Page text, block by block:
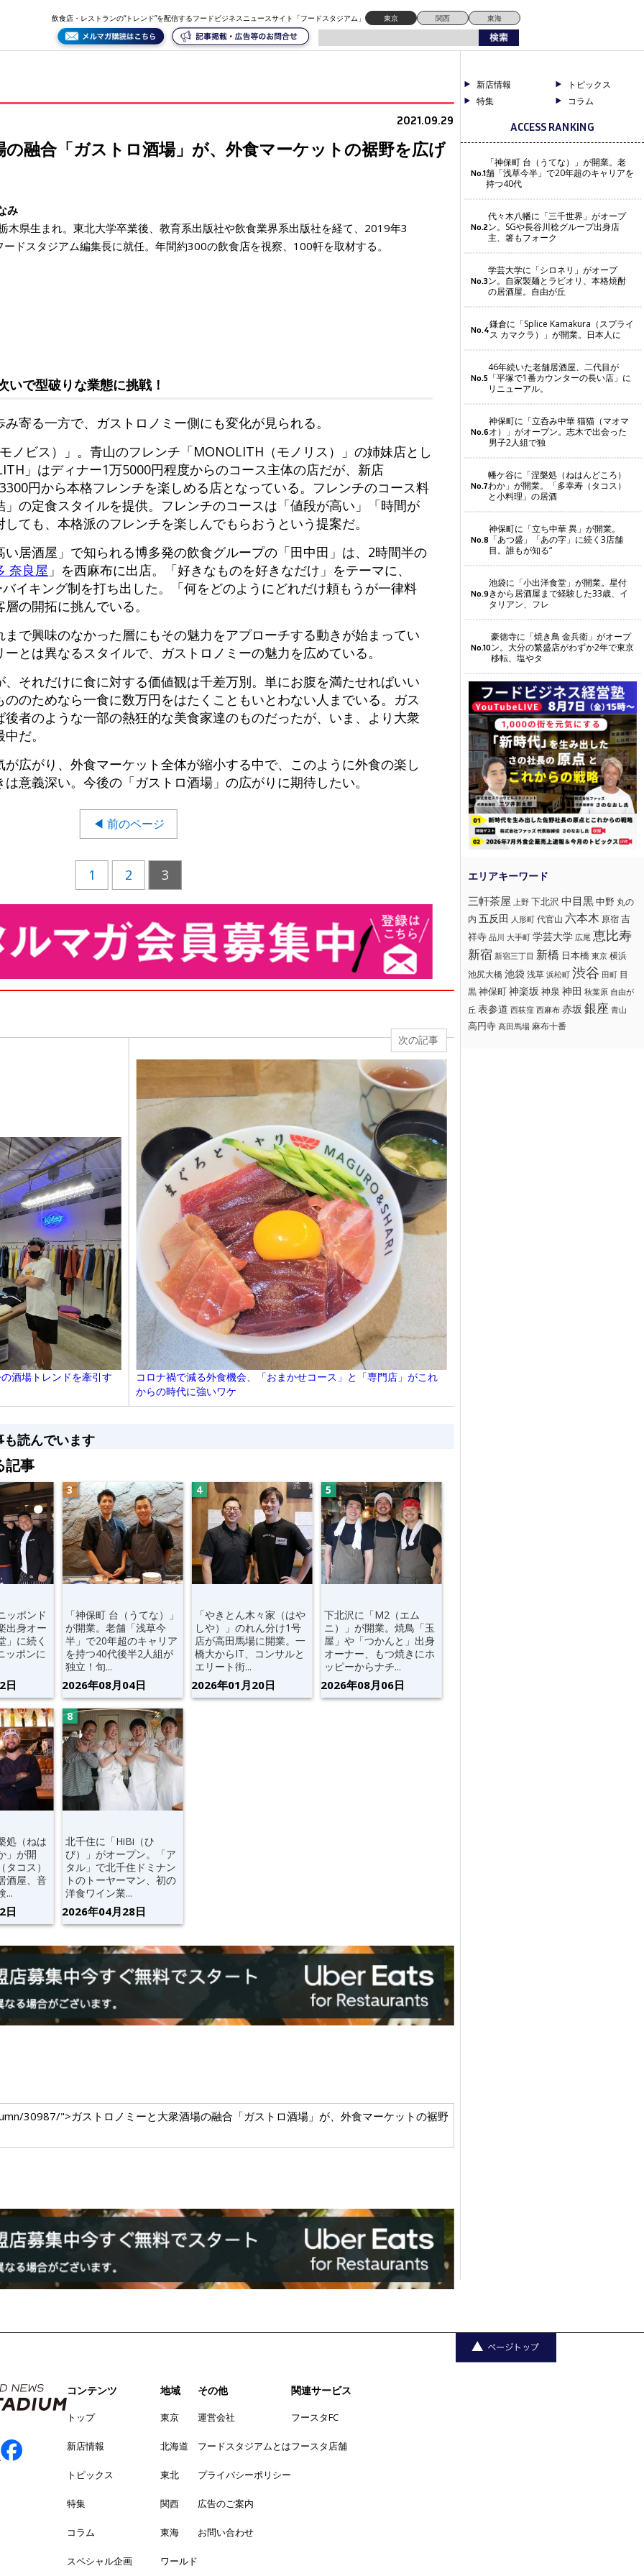
飲食店・レストランの“トレンド”を配信するフードビジネスニュースサイト「フードスタジアム」 東京 関西 東海
2021.09.29
融合「ガストロ酒場」が、外食マーケットの裾野を広げ
み
木県生まれ。東北大学卒業後、教育系出版社や飲食業界系出版社を経て、2019年3
ードスタジアム編集長に就任。年間約300の飲食店を視察、100軒を取材する。
いで型破りな業態に挑戦！
寄る一方で、ガストロノミー側にも変化が見られる。
ノビス）」。青山のフレンチ「MONOLITH（モノリス）」の姉妹店とし
」はディナー1万5000円程度からのコース主体の店だが、新店
円から本格フレンチを楽しめる店となっている。フレンチのコース料
の定食スタイルを提供。フレンチのコースは「値段が高い」「時間が
ても、本格派のフレンチを楽しんでもらおうという提案だ。
居酒屋」で知られる博多発の飲食グループの「田中田」は、2時間半の
奈良屋 」を西麻布に出店。「好きなものを好きなだけ」をテーマに、
イキング制を打ち出した。「何をどのようにどれだけ頼もうが一律料
の開拓に挑んでいる。
で興味のなかった層にもその魅力をアプローチする動きが始まってい
とは異なるスタイルで、ガストロノミーの魅力を広めている。
それだけに食に対する価値観は千差万別。単にお腹を満たせればいい
のためなら一食に数万円をはたくこともいとわない人までいる。ガス
者のような一部の熱狂的な美食家達のものだったが、いま、より大衆
だ。
広がり、外食マーケット全体が縮小する中で、このように外食の楽し
意義深い。今後の「ガストロ酒場」の広がりに期待したい。
◀ 前のページ
1 2 3
酒場トレンドを牽引す
次の記事
コロナ禍で減る外食機会、「おまかせコース」と「専門店」がこれ
からの時代に強いワケ
読んでいます
記事
ッポンド
出身オー
」に続く
ッポンに
日
「神保町 台（うてな）」
が開業。老舗「浅草今
半」で20年超のキャリア
を持つ40代後半2人組が
独立！旬...
2026年08月04日
「やきとん木々家（はや
しや）」のれん分け1号
店が高田馬場に開業。一
橋大からIT、コンサルと
エリート街...
2026年01月20日
下北沢に「M2（エム
ニ）」が開業。焼鳥「玉
屋」や「つかんと」出身
オーナー、もつ焼きにホ
ッピーからナチ...
2026年08月06日
処（ねは
」が開
コス）
酒屋、音
...
日
北千住に「HiBi（ひ
び）」がオープン。「ア
タル」で北千住ドミナン
トのトーヤーマン、初の
洋食ワイン業...
2026年04月28日
30987/">ガストロノミーと大衆酒場の融合「ガストロ酒場」が、外食マーケットの裾野
新店情報
トピックス
特集
コラム
ACCESS RANKING
No.1
「神保町 台（うてな）」が開業。老
舗「浅草今半」で20年超のキャリアを
持つ40代
No.2
代々木八幡に「三千世界」がオープ
ン。SGや長谷川稔グループ出身店
主、箸もフォーク
No.3
学芸大学に「シロネリ」がオープ
ン。自家製麺とラビオリ、本格焼酎
の居酒屋。自由が丘
No.4鎌倉に「Splice Kamakura（スプライ
ス カマクラ）」が開業。日本人に
No.5
46年続いた老舗居酒屋、二代目が
「平塚で1番カウンターの長い店」に
リニューアル。
No.6
神保町に「立呑み中華 猫猫（マオマ
オ）」がオープン。志木で出会った
男子2人組で独
No.7
幡ケ谷に「涅槃処（ねはんどころ）
わか」が開業。「多幸寿（タコス）
と小料理」の居酒
No.8
神保町に「立ち中華 異」が開業。
「あつ盛」「あの字」に続く3店舗
目。誰もが知る“
No.9
池袋に「小出洋食堂」が開業。星付
きから居酒屋まで経験した33歳、イ
タリアン、フレ
No.10
豪徳寺に「焼き鳥 金兵衛」がオープ
ン。大分の繁盛店がわずか2年で東京
移転、塩やタ
三軒茶屋 上野 下北沢 中目黒中野 丸の
内 五反田 人形町 代官山 六本木 原宿 吉
祥寺 品川 大手町 学芸大学 広尾 恵比寿
新宿 新宿三丁目 新橋 日本橋 東京 横浜
池尻大橋 池袋浅草 浜松町 渋谷 田町 目
黒神保町神楽坂 神泉 神田 秋葉原 自由が
丘 表参道 西荻窪 西麻布 赤坂 銀座 青山
高円寺 高田馬場 麻布十番
コンテンツ
トップ
新店情報
トピックス
特集
コラム
スペシャル企画
地域
東京
北海道
東北
関西
東海
ワールド
その他
運営会社
フードスタジアムとは
プライバシーポリシー
広告のご案内
お問い合わせ
関連サービス
フースタFC
フースタ店舗